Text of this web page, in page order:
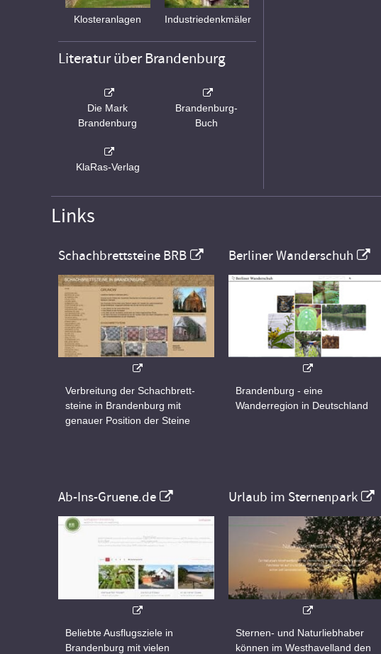
Klosteranlagen Industriedenkmäler
Literatur über Brandenburg
Die Mark
Brandenburg
Brandenburg-
Buch
KlaRas-Verlag
Links
Schachbrettsteine BRB
Verbreitung der Schachbrett-
steine in Brandenburg mit
genauer Position der Steine
Berliner Wanderschuh
Brandenburg - eine
Wanderregion in Deutschland
Ab-Ins-Gruene.de
Beliebte Ausflugsziele in
Brandenburg mit vielen
Urlaub im Sternenpark
Sternen- und Naturliebhaber
können im Westhavelland den